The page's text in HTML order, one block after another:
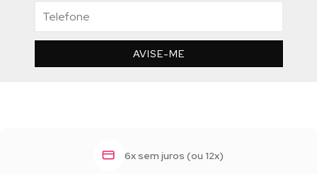
AVISE-ME
6x sem juros (ou 12x)